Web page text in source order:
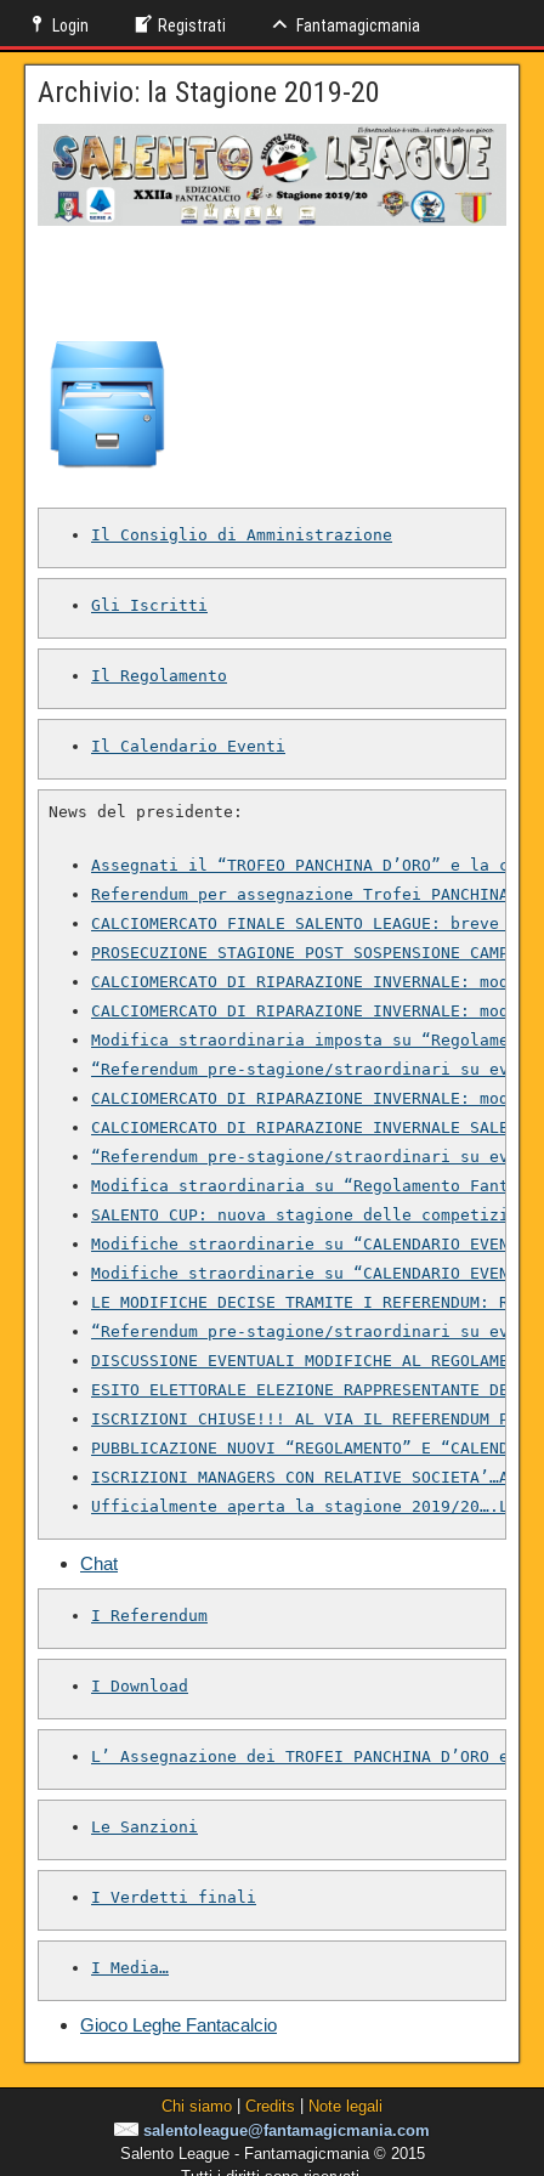
Login Registrati Fantamagicmania
Archivio: la Stagione 2019-20
Il Consiglio di Amministrazione
Gli Iscritti
Il Regolamento
Il Calendario Eventi
News del presidente:
Assegnati il “TROFEO PANCHINA D’ORO” e la
Referendum per assegnazione Trofei PANCHINA
CALCIOMERCATO FINALE SALENTO LEAGUE: breve
PROSECUZIONE STAGIONE POST SOSPENSIONE
CALCIOMERCATO DI RIPARAZIONE INVERNALE:
CALCIOMERCATO DI RIPARAZIONE INVERNALE:
Modifica straordinaria imposta su
“Referendum pre-stagione/straordinari su
CALCIOMERCATO DI RIPARAZIONE
CALCIOMERCATO DI RIPARAZIONE INVERNALE
“Referendum pre-stagione/straordinari su
Modifica straordinaria su “Regolamento
SALENTO CUP: nuova stagione delle
Modifiche straordinarie su “CALENDARIO
Modifiche straordinarie su “CALENDARIO EVENTI” e
LE MODIFICHE DECISE TRAMITE I REFERENDUM:
“Referendum pre-stagione/straordinari su
DISCUSSIONE EVENTUALI MODIFICHE AL
ESITO ELETTORALE ELEZIONE RAPPRESENTANTE DEI
ISCRIZIONI CHIUSE!!! AL VIA IL REFERENDUM PER
PUBBLICAZIONE NUOVI “REGOLAMENTO” E
ISCRIZIONI MANAGERS CON RELATIVE
Ufficialmente aperta la stagione 2019/
Chat
I Referendum
I Download
L’ Assegnazione dei TROFEI PANCHINA D’ORO e
Le Sanzioni
I Verdetti finali
I Media…
Gioco Leghe Fantacalcio
Chi siamo Credits
Note legali
salentoleague@fantamagicmania.com
Salento League - Fantamagicmania © 2015